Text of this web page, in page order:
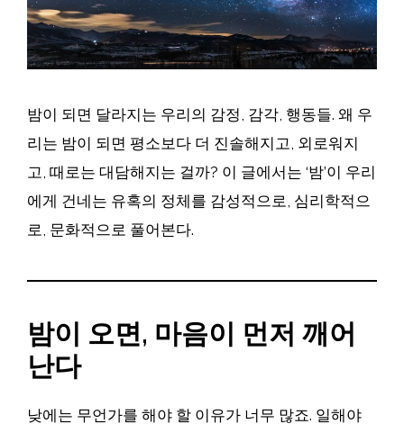
밤이 되면 달라지는 우리의 감정, 감각, 행동들. 왜 우
리는 밤이 되면 평소보다 더 진솔해지고, 외로워지
고, 때로는 대담해지는 걸까? 이 글에서는 ‘밤’이 우리
에게 건네는 유혹의 정체를 감성적으로, 심리학적으
로, 문화적으로 풀어본다.
밤이 오면, 마음이 먼저 깨어
난다
낮에는 무언가를 해야 할 이유가 너무 많죠. 일해야